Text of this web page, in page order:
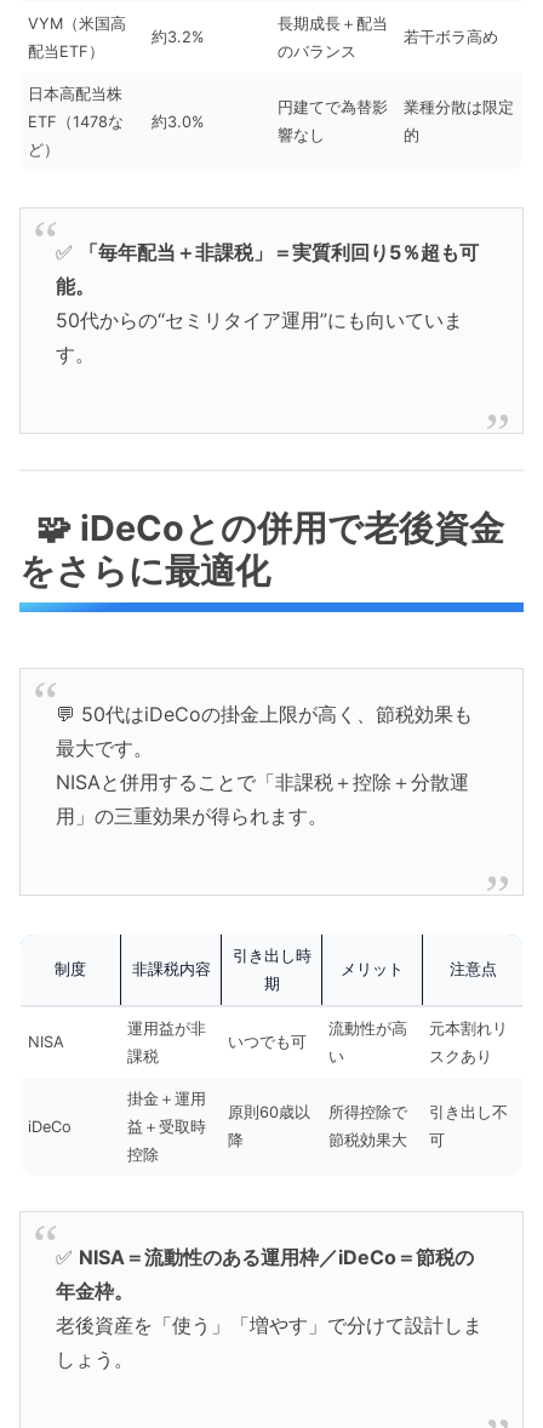
VYM（米国高
配当ETF）
約3.2%
長期成長＋配当
のバランス
若干ボラ高め
日本高配当株
ETF（1478な
ど）
約3.0%
円建てで為替影
響なし
業種分散は限定
的
✅
「毎年配当＋非課税」＝実質利回り5％超も可
能。
50代からの“セミリタイア運用”にも向いていま
す。
🧩 iDeCoとの併用で老後資金
をさらに最適化
💬 50代はiDeCoの掛金上限が高く、節税効果も
最大です。
NISAと併用することで「非課税＋控除＋分散運
用」の三重効果が得られます。
制度 非課税内容
引き出し時
期
メリット 注意点
NISA
運用益が非
課税
いつでも可
流動性が高
い
元本割れリ
スクあり
iDeCo
掛金＋運用
益＋受取時
控除
原則60歳以
降
所得控除で
節税効果大
引き出し不
可
✅ NISA＝流動性のある運用枠／iDeCo＝節税の
年金枠。
老後資産を「使う」「増やす」で分けて設計しま
しょう。